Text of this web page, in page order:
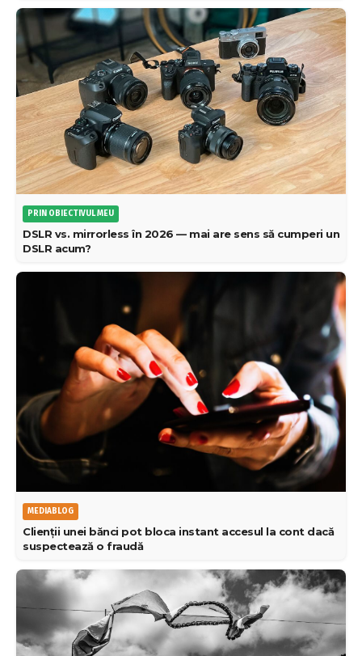
PRIN OBIECTIVUL MEU
DSLR vs. mirrorless în 2026 — mai are sens să cumperi un
DSLR acum?
MEDIABLOG
Clienții unei bănci pot bloca instant accesul la cont dacă
suspectează o fraudă